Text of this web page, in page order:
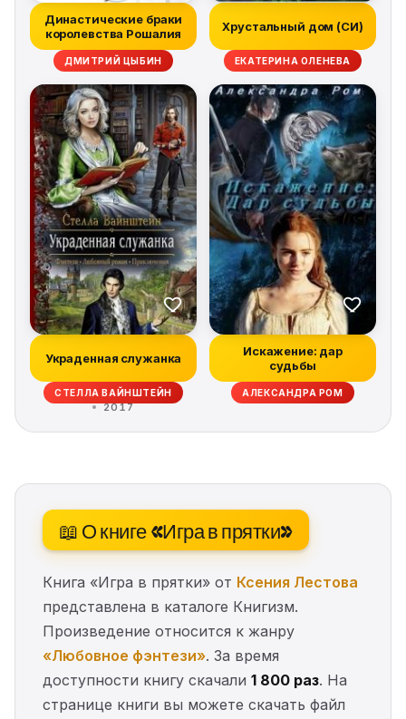
Династические браки
королевства Рошалия
ДМИТРИЙ ЦЫБИН
Хрустальный дом (СИ)
ЕКАТЕРИНА ОЛЕНЕВА
Украденная служанка
СТЕЛЛА ВАЙНШТЕЙН
2017
Искажение: дар
судьбы
АЛЕКСАНДРА РОМ
📖 О книге «Игра в прятки»
Книга «Игра в прятки» от Ксения Лестова
представлена в каталоге Книгизм.
Произведение относится к жанру
«Любовное фэнтези». За время
доступности книгу скачали 1 800 раз. На
странице книги вы можете скачать файл